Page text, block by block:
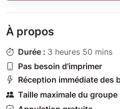
À propos
Durée : 3 heures 50 mins
Pas besoin d'imprimer
Réception immédiate des
Taille maximale du groupe